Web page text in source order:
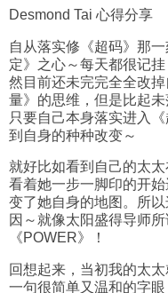
Desmond Tai 心得分享
自从落实修《超码》那
定》之心～每天都很记
然目前还未完完全全改
量》的思维，但是比起
只要自己本身落实进入
到自身的种种改变～
就好比如看到自己的太
看着她一步一脚印的开
变了她自身的地图。所
因～就像太阳盛得导师
《POWER》！
回想起来，当初我的太太
一句很简单又温和的字